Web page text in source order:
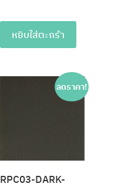
หยิบใส่ตะกร้า
ลดราคา!
RPC03-DARK-